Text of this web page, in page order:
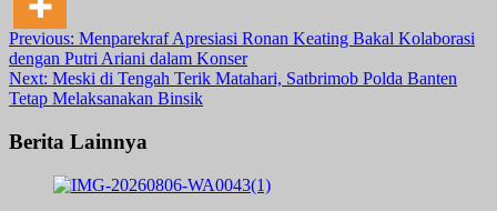
Post
navigation
Previous: Menparekraf Apresiasi Ronan Keating Bakal Kolaborasi
dengan Putri Ariani dalam Konser
Next: Meski di Tengah Terik Matahari, Satbrimob Polda Banten
Tetap Melaksanakan Binsik
Berita Lainnya